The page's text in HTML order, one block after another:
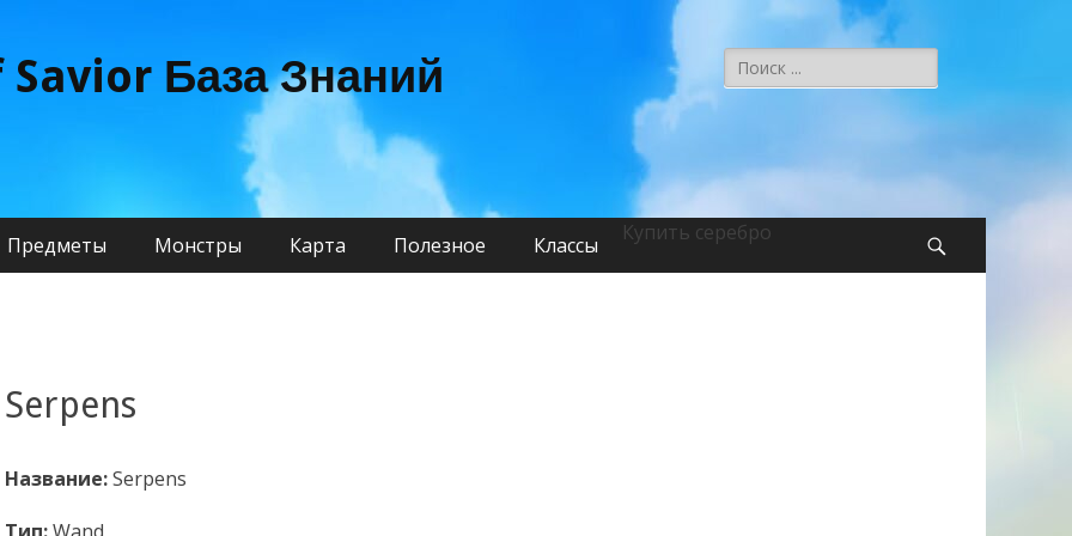
Savior База Знаний Поиск:
Предметы Монстры Карта Полезное Классы Купить серебро
Serpens
Название:Serpens